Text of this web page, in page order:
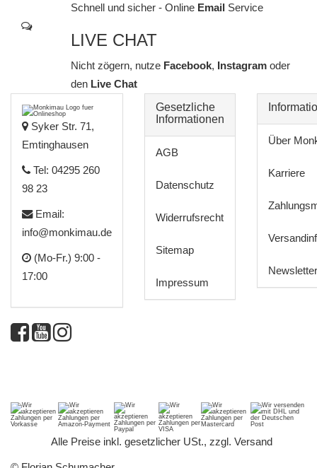
Schnell und sicher - Online Email Service
LIVE CHAT
Nicht zögern, nutze Facebook, Instagram oder
denLive Chat
Syker Str. 71,
Emtinghausen
Tel: 04295 260
98 23
Email:
info@monkimau.de
(Mo-Fr.) 9:00 -
17:00
Gesetzliche
Informationen
AGB
Datenschutz
Widerrufsrecht
Sitemap
Impressum
Über
Karriere
Newsletter
Alle Preise inkl. gesetzlicher USt., zzgl. Versand